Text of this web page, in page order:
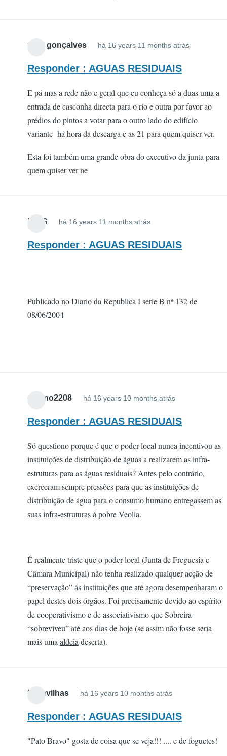
para gonçalves há 16 years 11 months atrás
Responder : AGUAS RESIDUAIS
E pá mas a rede não e geral que eu conheça só a duas uma a
entrada de casconha directa para o rio e outra por favor ao
prédios do pintos a votar para o outro lado do edifício
variante há hora da descarga e as 21 para quem quiser ver.
Esta foi também uma grande obra do executivo da junta para
quem quiser ver ne
MAIS há 16 years 11 months atrás
Responder : AGUAS RESIDUAIS
Publicado no Diario da Republica I serie B nº 132 de
08/06/2004
cigano2208 há 16 years 10 months atrás
Responder : AGUAS RESIDUAIS
Só questiono porque é que o poder local nunca incentivou as
instituições de distribuição de águas a realizarem as infra-
estruturas para as águas residuais? Antes pelo contrário,
exerceram sempre pressões para que as instituições de
distribuição de água para o consumo humano entregassem as
suas infra-estruturas á pobre Veolia.
É realmente triste que o poder local (Junta de Freguesia e
Câmara Municipal) não tenha realizado qualquer acção de
“preservação” ás instituições que até agora desempenharam o
papel destes dois órgãos. Foi precisamente devido ao espírito
de cooperativismo e de associativismo que Sobreira
“sobreviveu” até aos dias de hoje (se assim não fosse seria
mais uma aldeia deserta).
Maravilhas há 16 years 10 months atrás
Responder : AGUAS RESIDUAIS
"Pato Bravo" gosta de coisa que se veja!!! .... e de foguetes!